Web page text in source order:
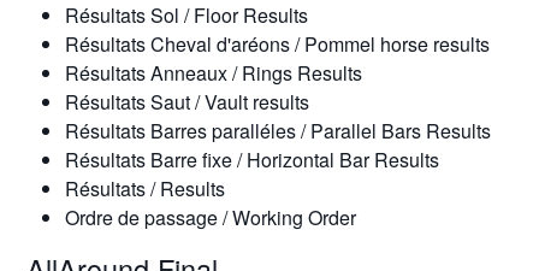
Résultats Sol / Floor Results
Résultats Cheval d'aréons / Pommel horse results
Résultats Anneaux / Rings Results
Résultats Saut / Vault results
Résultats Barres paralléles / Parallel Bars Results
Résultats Barre fixe / Horizontal Bar Results
Résultats / Results
Ordre de passage / Working Order